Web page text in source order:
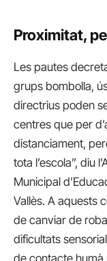
Proximitat,
Les pautes
grups bombolla,
directrius poden
centres que per
distanciament,
tota l’escola”, diu
Municipal
Vallès. A aquests
de canviar de
dificultats
de contacte humà